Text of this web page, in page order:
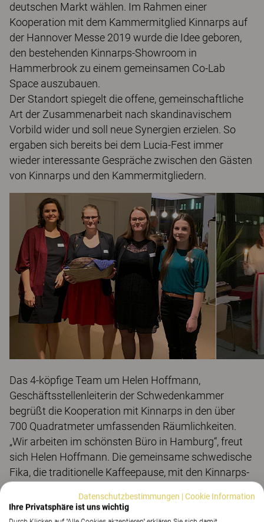
deutschen Markt wählen. Im Rahmen einer
Kooperation mit dem Kammermitglied Kinnarps auf
der Hannover Messe 2019 wurde die Idee geboren,
den bestehenden Kinnarps-Showroom in
Hammerbrook zu einem gemeinsamen Co-Lab
Space auszubauen.
Der Standort spiegelt die offene, gemeinschaftliche
Art der Zusammenarbeit nach skandinavischem
Vorbild wider und soll neue Synergien erzielen. So
ergaben sich bereits bei dem Lucia-Fest immer
wieder interessante Gespräche zwischen den Gästen
von Kinnarps und den Kammermitgliedern.
Das 4-köpfige Team um Helen Hoffmann,
Geschäftsstellenleiterin der Schwedenkammer
begrüßt die Kooperation mit Kinnarps in den über
700 Quadratmeter umfassenden Räumlichkeiten.
„Wir arbeiten im schönsten Büro in Hamburg“, freut
sich Helen Hoffmann. Die gemeinsame schwedische
Fika, die traditionelle Kaffeepause, mit den Kinnarps-
des Co-Lab Space.
Datenschutzbestimmungen |Cookie Information
Ihre Privatsphäre ist uns wichtig